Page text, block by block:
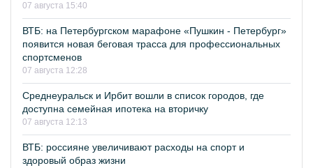
07 августа 15:40
ВТБ: на Петербургском марафоне «Пушкин - Петербург»
появится новая беговая трасса для профессиональных
спортсменов
07 августа 12:28
Среднеуральск и Ирбит вошли в список городов, где
доступна семейная ипотека на вторичку
07 августа 12:13
ВТБ: россияне увеличивают расходы на спорт и
здоровый образ жизни